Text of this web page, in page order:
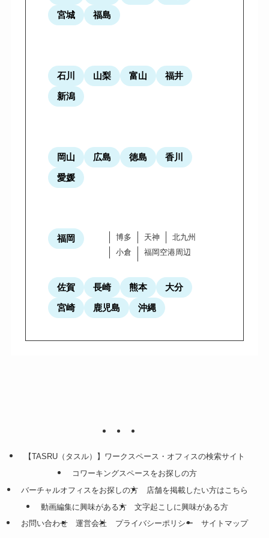
宮城
福島
石川 山梨 富山
福井
新潟
岡山 広島 徳島
香川
愛媛
福岡 博多 天神
北九州
小倉
福岡空港周辺
佐賀 長崎 熊本
大分
宮崎
鹿児島 沖縄
【TASRU（タスル）】ワークスペース・オフィスの検索サイト
コワーキングスペースをお探しの方
バーチャルオフィスをお探しの方
店舗を掲載したい方はこちら
動画編集に興味がある方
文字起こしに興味がある方
お問い合わせ
運営会社 プライバシーポリシー サイトマップ